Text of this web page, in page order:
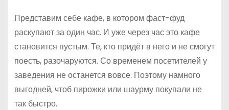
Представим себе кафе, в котором фаст-фуд
раскупают за один час. И уже через час это кафе
становится пустым. Те, кто придёт в него и не смогут
поесть, разочаруются. Со временем посетителей у
заведения не останется вовсе. Поэтому намного
выгодней, чтоб пирожки или шаурму покупали не
так быстро.